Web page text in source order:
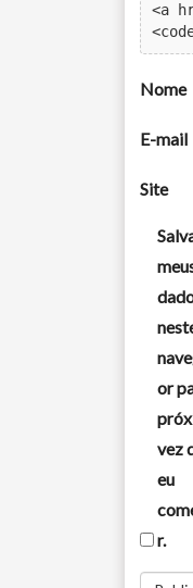
<a
Nome
E-mail
Site
or
vez
eu
r.